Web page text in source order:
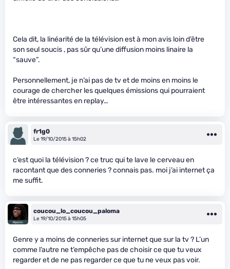
Cela dit, la linéarité de la télévision est à mon avis loin d’être
son seul soucis , pas sûr qu’une diffusion moins linaire la
“sauve”.
Personnellement, je n’ai pas de tv et de moins en moins le
courage de chercher les quelques émissions qui pourraient
être intéressantes en replay…
fr1g0
Le 19/10/2015 à 15h02
c’est quoi la télévision ? ce truc qui te lave le cerveau en
racontant que des conneries ? connais pas. moi j’ai internet ça
me suffit.
coucou_lo_coucou_paloma
Le 19/10/2015 à 15h05
Genre y a moins de conneries sur internet que sur la tv ? L’un
comme l’autre ne t’empêche pas de choisir ce que tu veux
regarder et de ne pas regarder ce que tu ne veux pas voir.